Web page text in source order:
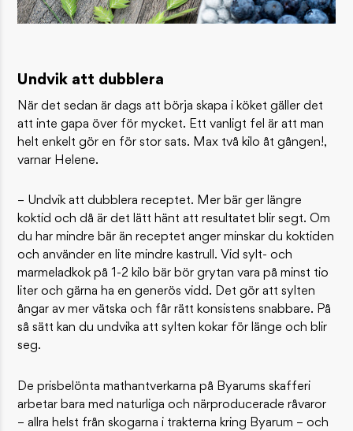
Undvik att dubblera
När det sedan är dags att börja skapa i köket gäller det
att inte gapa över för mycket. Ett vanligt fel är att man
helt enkelt gör en för stor sats. Max två kilo åt gången!,
varnar Helene.
– Undvik att dubblera receptet. Mer bär ger längre
koktid och då är det lätt hänt att resultatet blir segt. Om
du har mindre bär än receptet anger minskar du koktiden
och använder en lite mindre kastrull. Vid sylt- och
marmeladkok på 1-2 kilo bär bör grytan vara på minst tio
liter och gärna ha en generös vidd. Det gör att sylten
ångar av mer vätska och får rätt konsistens snabbare. På
så sätt kan du undvika att sylten kokar för länge och blir
seg.
De prisbelönta mathantverkarna på Byarums skafferi
arbetar bara med naturliga och närproducerade råvaror
– allra helst från skogarna i trakterna kring Byarum – och